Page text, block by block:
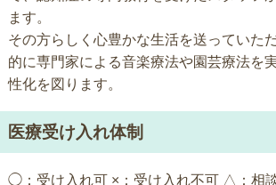
ます。
その方らしく心豊かな生活を送っていた
的に専門家による音楽療法や園芸療法を
性化を図ります。
医療受け入れ体制
◯：受け入れ可 ×：受け入れ不可 △：相